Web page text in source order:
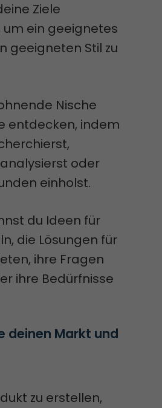
Ziele
ein geeignetes
geeigneten Stil zu
Nische
entdecken, indem
oder
einholst.
du Ideen für
die Lösungen für
ihre Fragen
ihre Bedürfnisse
deinen Markt und
zu erstellen,